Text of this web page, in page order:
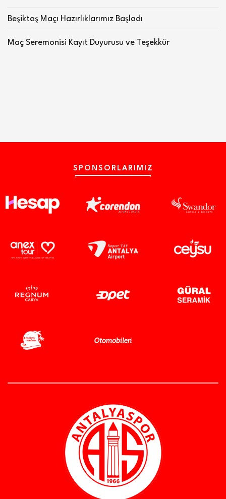
Beşiktaş Maçı Hazırlıklarımız Başladı
Maç Seremonisi Kayıt Duyurusu ve Teşekkür
SPONSORLARIMIZ